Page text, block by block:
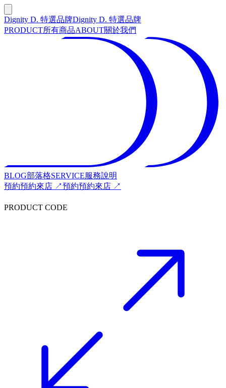
Dignity D. 特選品牌Dignity D. 特選品牌
PRODUCT所有商品ABOUT關於我們
BLOG部落格SERVICE服務說明
預約預約來店 ↗預約預約來店 ↗
PRODUCT CODE